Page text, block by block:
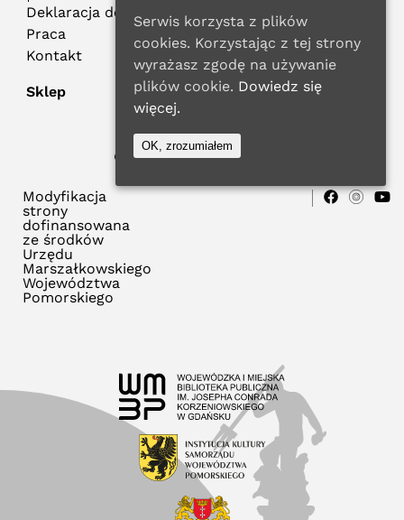
Deklaracja dostępności
Praca
Kontakt
Sklep
© 2021 WMBP w Gdańsku
Modyfikacja
strony
dofinansowana
ze środków
Urzędu
Marszałkowskiego
Województwa
Pomorskiego
Serwis korzysta z plików
cookies. Korzystając z tej strony
wyrażasz zgodę na używanie
plików cookie. Dowiedz się
więcej.
OK, zrozumiałem